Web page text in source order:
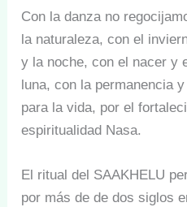
Con la danza no
la naturaleza, con el
y la noche, con el nacer y
luna, con la permanencia
para la vida, por el
espiritualidad Nasa.
El ritual del SAAKHELU
por más de de dos siglos